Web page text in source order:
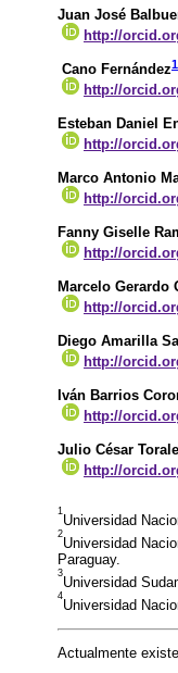
Juan José
http://
Cano Fernández1
http://
Esteban Daniel
http://
Marco Antonio
http://
Fanny Giselle
http://
Marcelo Gerardo
http://
Diego Amarilla
http://
Iván Barrios
http://
Julio César
http://
1
Universidad
2
Universidad
Paraguay.
3
Universidad
4
Universidad
Actualmente